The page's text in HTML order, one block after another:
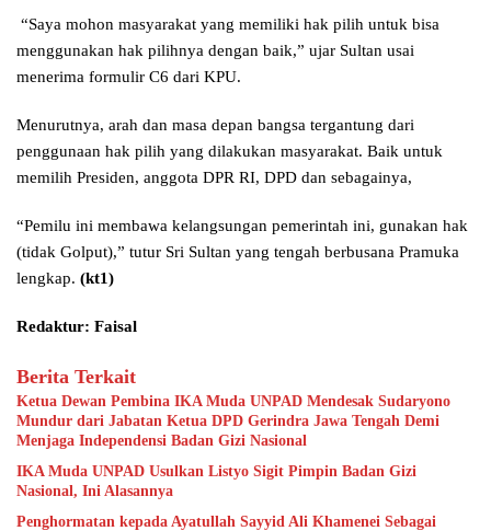
“Saya mohon masyarakat yang memiliki hak pilih untuk bisa
menggunakan hak pilihnya dengan baik,” ujar Sultan usai
menerima formulir C6 dari KPU.
Menurutnya, arah dan masa depan bangsa tergantung dari
penggunaan hak pilih yang dilakukan masyarakat. Baik untuk
memilih Presiden, anggota DPR RI, DPD dan sebagainya,
“Pemilu ini membawa kelangsungan pemerintah ini, gunakan hak
(tidak Golput),” tutur Sri Sultan yang tengah berbusana Pramuka
lengkap. (kt1)
Redaktur: Faisal
Berita Terkait
Ketua Dewan Pembina IKA Muda UNPAD Mendesak Sudaryono
Mundur dari Jabatan Ketua DPD Gerindra Jawa Tengah Demi
Menjaga Independensi Badan Gizi Nasional
IKA Muda UNPAD Usulkan Listyo Sigit Pimpin Badan Gizi
Nasional, Ini Alasannya
Penghormatan kepada Ayatullah Sayyid Ali Khamenei Sebagai